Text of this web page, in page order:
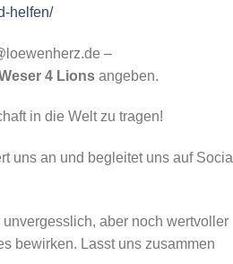
helfen/
–
4 Lions angeben.
in die Welt zu tragen!
uns an und begleitet uns auf Social
aber noch wertvoller
bewirken. Lasst uns zusammen